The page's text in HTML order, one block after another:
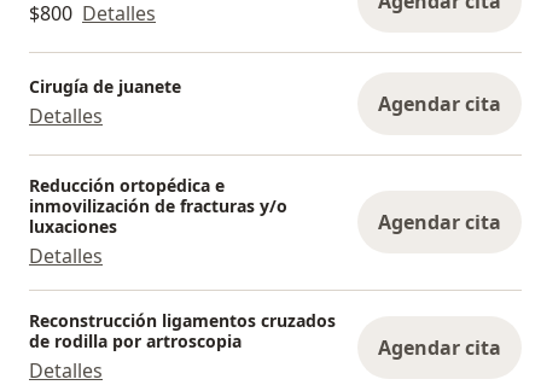
$800 Detalles
Cirugía de juanete
Detalles Agendar cita
Reducción ortopédica e
inmovilización de fracturas y/o
luxaciones
Detalles
Agendar cita
Reconstrucción ligamentos cruzados
de rodilla por artroscopia
Detalles
Agendar cita